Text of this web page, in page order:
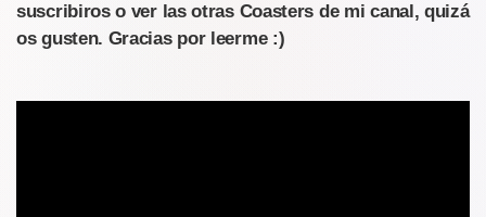
suscribiros o ver las otras Coasters de mi canal, quizá
os gusten. Gracias por leerme :)